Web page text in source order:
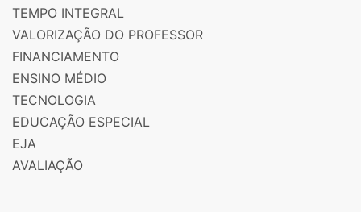
TEMPO INTEGRAL
VALORIZAÇÃO DO PROFESSOR
FINANCIAMENTO
ENSINO MÉDIO
TECNOLOGIA
EDUCAÇÃO ESPECIAL
EJA
AVALIAÇÃO